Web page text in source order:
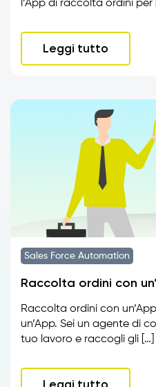
l’App di raccolta ordini per
Leggi tutto
Sales Force Automation
Raccolta ordini con
Raccolta ordini con
un’App. Sei un agente di
tuo lavoro e raccogli gli […]
Leggi tutto